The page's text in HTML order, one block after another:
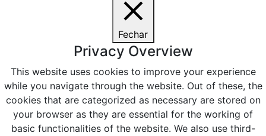
Fechar
Privacy Overview
This website uses cookies to improve your experience
while you navigate through the website. Out of these, the
cookies that are categorized as necessary are stored on
your browser as they are essential for the working of
basic functionalities of the website. We also use third-